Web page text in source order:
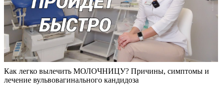
Как легко вылечить МОЛОЧНИЦУ? Причины, симптомы и
лечение вульвовагинального кандидоза